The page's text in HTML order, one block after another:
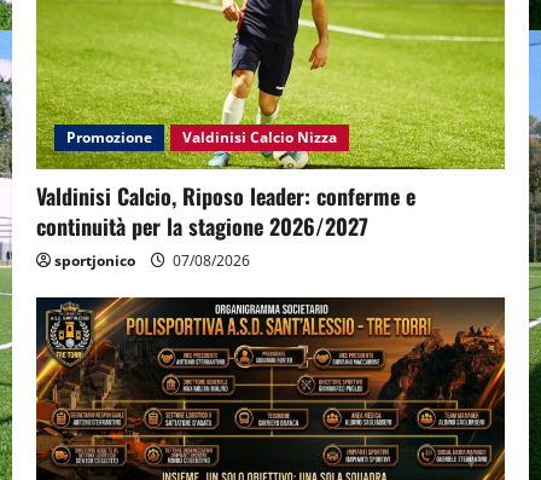
Promozione Valdinisi Calcio Nizza
Valdinisi Calcio, Riposo leader: conferme e
continuità per la stagione 2026/2027
sportjonico 07/08/2026